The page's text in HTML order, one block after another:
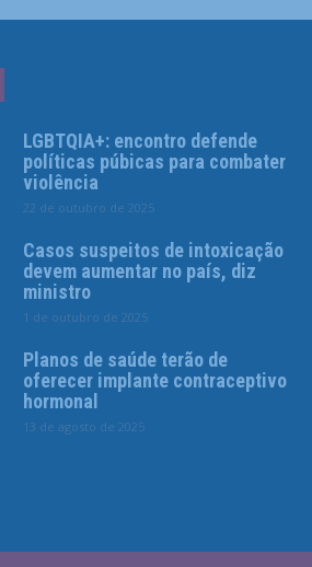
LGBTQIA+: encontro defende
políticas púbicas para combater
violência
22 de outubro de 2025
Casos suspeitos de intoxicação
devem aumentar no país, diz
ministro
1 de outubro de 2025
Planos de saúde terão de
oferecer implante contraceptivo
hormonal
13 de agosto de 2025